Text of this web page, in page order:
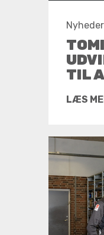
Nyheder
TIL
LÆS